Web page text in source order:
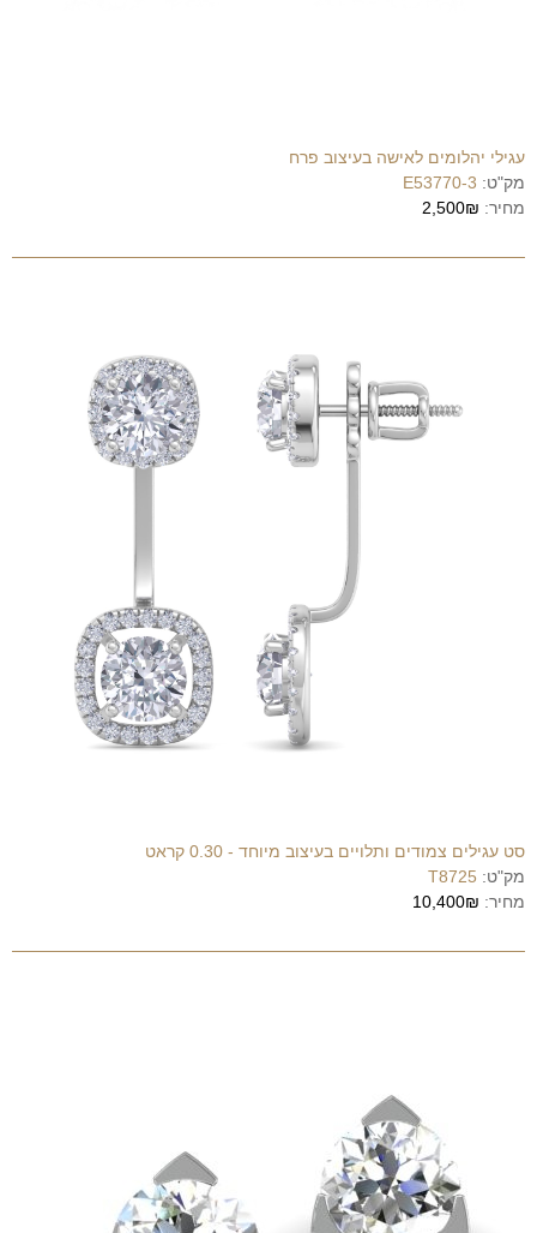
עגילי יהלומים לאישה בעיצוב פרח
מק"ט: E53770-3
מחיר: 2,500₪
סט עגילים צמודים ותלויים בעיצוב מיוחד - 0.30 קראט
מק"ט: T8725
מחיר: 10,400₪